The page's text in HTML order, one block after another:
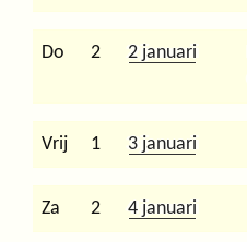
Do 2 2 januari
Vrij 1 3 januari
Za 2 4 januari